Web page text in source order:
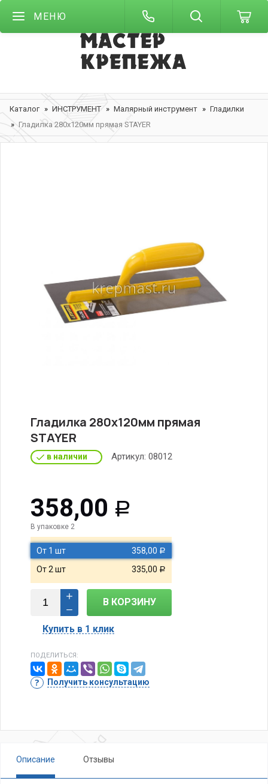
МЕНЮ
Каталог ИНСТРУМЕНТ Малярный инструмент
Гладилки
Гладилка 280х120мм прямая STAYER
Гладилка 280х120мм прямая
STAYER
в наличии Артикул: 08012
358,00 Р
В упаковке 2
От 1 шт 358,00 Р
От 2 шт 335,00 Р
В КОРЗИНУ
Купить в 1 клик
ПОДЕЛИТЬСЯ:
Получить консультацию
Описание Отзывы